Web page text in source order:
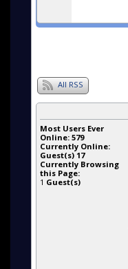
All RSS
Most Users Ever
Online: 579
Currently Online:
Guest(s) 17
Currently Browsing
this Page:
1 Guest(s)